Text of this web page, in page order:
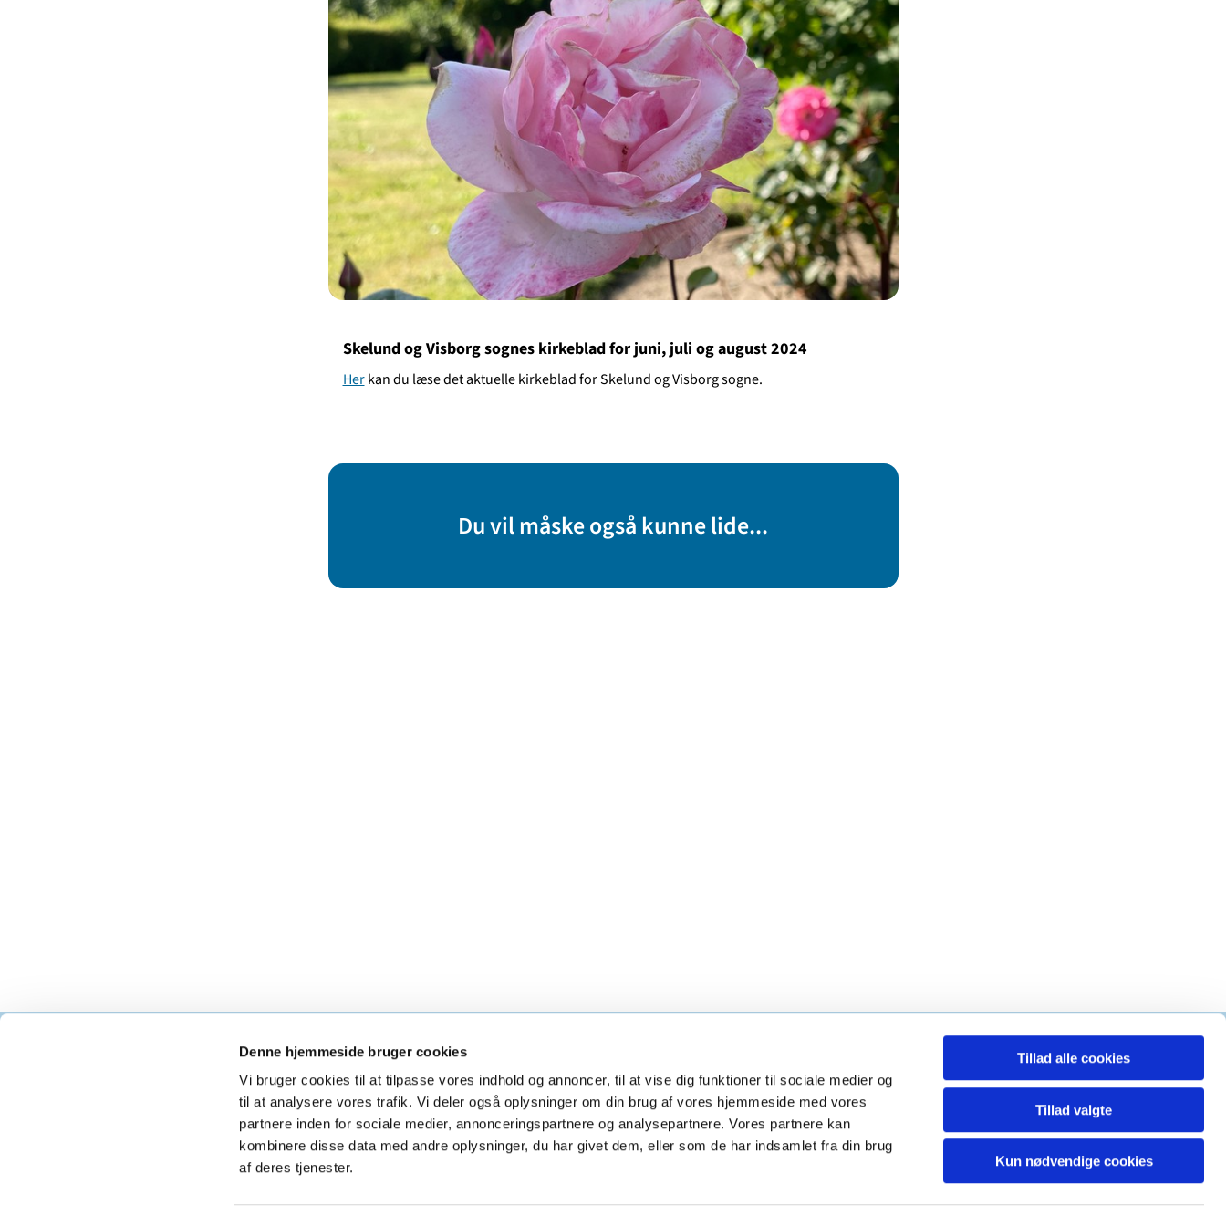
Denne hjemmeside bruger cookies
Vi bruger cookies til at tilpasse vores indhold og annoncer, til at vise dig funktioner til sociale medier og
til at analysere vores trafik. Vi deler også oplysninger om din brug af vores hjemmeside med vores
partnere inden for sociale medier, annonceringspartnere og analysepartnere. Vores partnere kan
kombinere disse data med andre oplysninger, du har givet dem, eller som de har indsamlet fra din brug
af deres tjenester.
Tillad alle cookies
Tillad valgte
Kun nødvendige cookies
Skelund og Visborg sognes kirkeblad for juni, juli og august 2024
Herkan du læse det aktuelle kirkeblad for Skelund og Visborg sogne.
Du vil måske også kunne lide...
Als KirkeØster Hurup KirkeSkelund Kirke Visborg kirke